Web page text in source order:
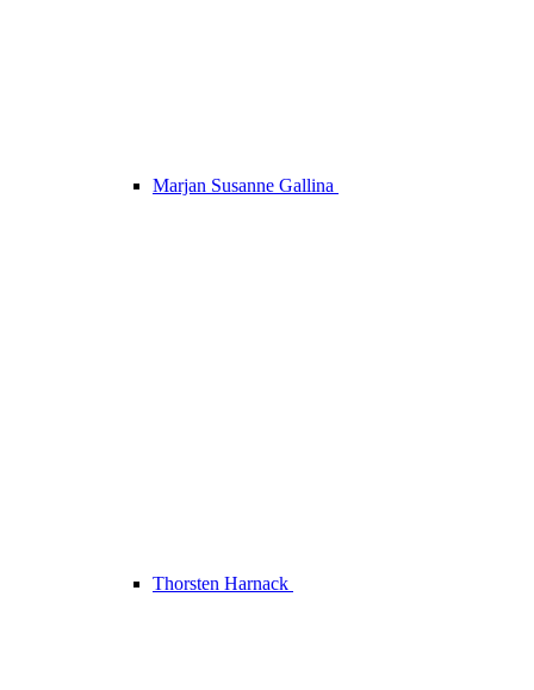
Marjan Susanne Gallina
Thorsten Harnack